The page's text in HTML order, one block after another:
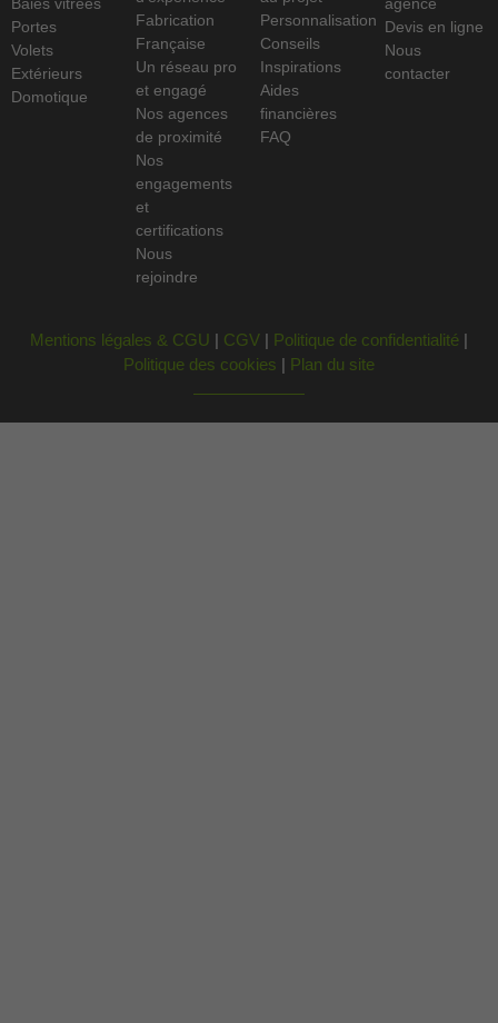
Portes
Volets
Extérieurs
Domotique
Fabrication
Française
Un réseau pro
et engagé
Nos agences
de proximité
Nos
engagements
et
certifications
Nous
rejoindre
Personnalisation
Conseils
Inspirations
Aides
financières
FAQ
Devis en ligne
Nous
contacter
Mentions légales & CGU | CGV | Politique de confidentialité |
Politique des cookies | Plan du site